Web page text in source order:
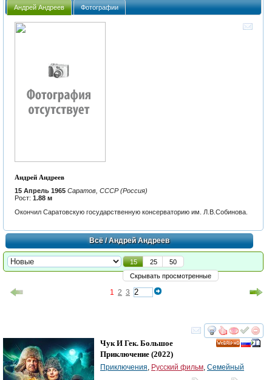
Андрей Андреев Фотографии
Андрей Андреев
15 Апрель 1965 Саратов, СССР (Россия)
Рост: 1.88 м
Окончил Саратовскую государственную консерваторию им. Л.В.Собинова.
Всё/ Андрей Андреев
15 25
50
Скрывать просмотренные
1 2 3
смотреть
Чук И Гек. Большое
Приключение (2022)
Приключения Русский фильм Семейный